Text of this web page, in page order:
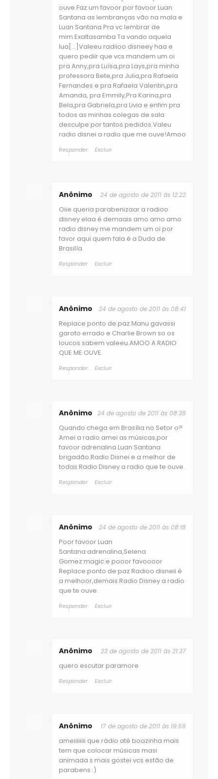
Anônimo 17 de agosto de 2011 às 19:59
ameiiiiiiii que rádio até boazinha mais
tem que colocar músicas masi
animada s mais gostei vcs estão de
parabens :)
Anônimo 23 de agosto de 2011 às 21:37
quero escutar paramore
Responder Excluir
Anônimo 24 de agosto de 2011 às 08:18
Poor favoor Luan
Santana:adrenalina,Selena
Gomez:magic e pooor favoooor
Replace:ponto de paz.Radioo disneii é
a melhoor,demais.Radio Disney a radio
que te ouve.
Responder Excluir
Anônimo 24 de agosto de 2011 às 08:38
Quando chega em Brasília no Setor o?
Amei a radio amei as músicas,por
favoor adrenalina Luan Santana
brigadão.Radio Disnei e a melhor de
todas.Radio Disney a radio que te ouve.
Responder Excluir
Anônimo 24 de agosto de 2011 às 08:41
Replace ponto de paz.Manu gavassi
garoto errado e Charlie Brown so os
loucos sabem valeeu.AMOO A RADIO
QUE ME OUVE.
Responder Excluir
Anônimo 24 de agosto de 2011 às 12:22
Oiie queria parabenizaar a radioo
disney elaa é demaais amo amo amo
radio disney me mandem um oi por
favor aqui quem fala é a Duda de
Brasilía.
Responder Excluir
ouve.Faz um favoor por favoor Luan
Santana as lembranças vão na mala e
Luan Santana Pra vc lembrar de
mim.Exaltasamba Ta vando aquela
lua[...]Valeeu radiioo disneey haa e
quero pediir que vcs mandem um oi
pra Anny,pra Luísa,pra Lays,pra minha
professora Bete,pra Julia,pra Rafaela
Fernandes e pra Rafaela Valentin,pra
Amanda, pra Emmily,Pra Karina,pra
Bela,pra Gabriela,pra Livia e enfim pra
todos as minhas colegas de sala
desculpe por tantos pedidos.Valeu
radio disnei a radio que me ouve!Amoo
Responder Excluir